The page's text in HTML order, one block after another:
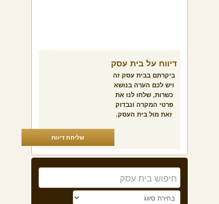
דיווח על בית עסק
ביקרתם בבית עסק זה
ויש לכם הערה בנושא
כשרות, שלחו לנו את
פרטי המקרה ונבדוק
זאת מול בית העסק.
שליחת דיווח